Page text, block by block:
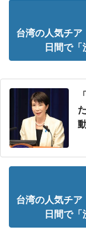
台湾の人気チ
日間で
台湾の人気チ
日間で